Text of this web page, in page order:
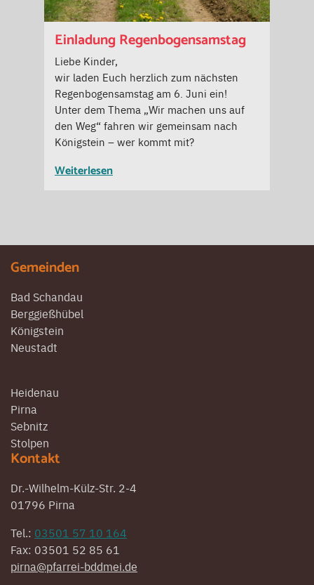
Einladung Regenbogensamstag
Liebe Kinder,
wir laden Euch herzlich zum nächsten
Regenbogensamstag am 6. Juni ein!
Unter dem Thema „Wir machen uns auf
den Weg“ fahren wir gemeinsam nach
Königstein – wer kommt mit?
Weiterlesen
Gemeinden
Bad Schandau
Berggießhübel
Königstein
Neustadt
Heidenau
Pirna
Sebnitz
Stolpen
Kontakt
Dr.-Wilhelm-Külz-Str. 2-4
01796 Pirna
Tel.: 03501 57 10 164
Fax: 03501 52 85 61
pirna@pfarrei-bddmei.de